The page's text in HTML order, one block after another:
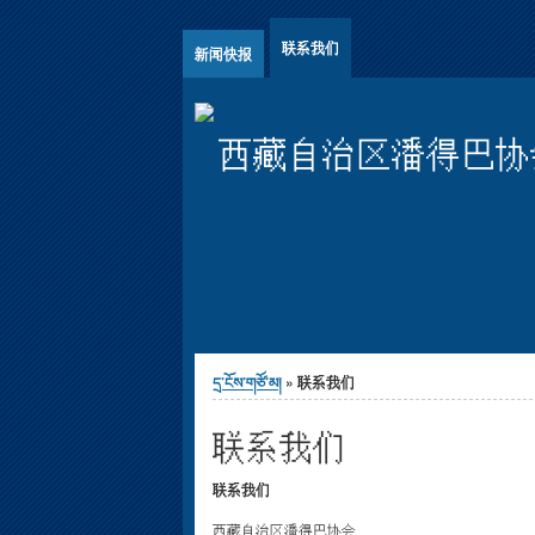
新闻快报 联系我们
西藏自治区潘得巴
You are here
དྲ་ངོས་གཙོ་མ། » 联系我们
联系我们
联系我们
西藏自治区潘得巴协会